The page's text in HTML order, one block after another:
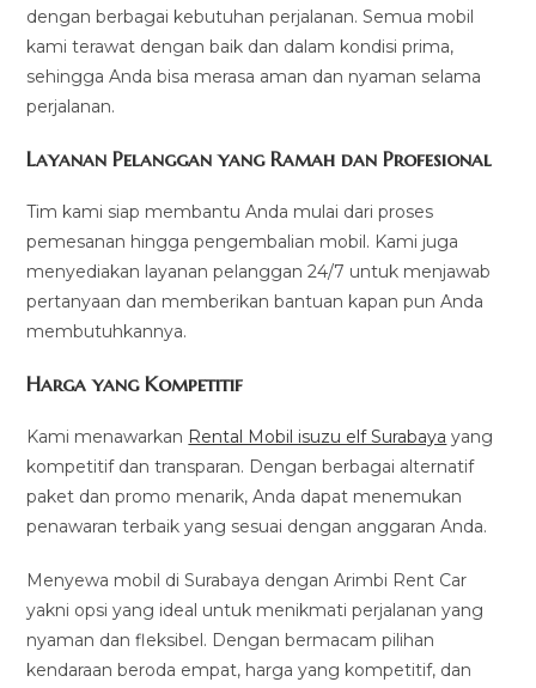
dengan berbagai kebutuhan perjalanan. Semua mobil
kami terawat dengan baik dan dalam kondisi prima,
sehingga Anda bisa merasa aman dan nyaman selama
perjalanan.
Layanan Pelanggan yang Ramah dan Profesional
Tim kami siap membantu Anda mulai dari proses
pemesanan hingga pengembalian mobil. Kami juga
menyediakan layanan pelanggan 24/7 untuk menjawab
pertanyaan dan memberikan bantuan kapan pun Anda
membutuhkannya.
Harga yang Kompetitif
Kami menawarkan Rental Mobil isuzu elf Surabaya yang
kompetitif dan transparan. Dengan berbagai alternatif
paket dan promo menarik, Anda dapat menemukan
penawaran terbaik yang sesuai dengan anggaran Anda.
Menyewa mobil di Surabaya dengan Arimbi Rent Car
yakni opsi yang ideal untuk menikmati perjalanan yang
nyaman dan fleksibel. Dengan bermacam pilihan
kendaraan beroda empat, harga yang kompetitif, dan